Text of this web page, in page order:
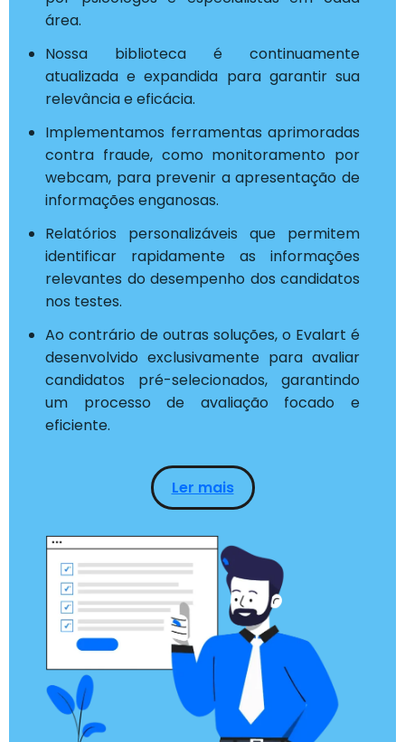
área.
Nossa biblioteca é continuamente
atualizada e expandida para garantir sua
relevância e eficácia.
Implementamos ferramentas aprimoradas
contra fraude, como monitoramento por
webcam, para prevenir a apresentação de
informações enganosas.
Relatórios personalizáveis que permitem
identificar rapidamente as informações
relevantes do desempenho dos candidatos
nos testes.
Ao contrário de outras soluções, o Evalart é
desenvolvido exclusivamente para avaliar
candidatos pré-selecionados, garantindo
um processo de avaliação focado e
eficiente.
Ler mais